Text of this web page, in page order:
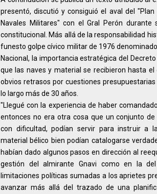
presentó, discutió y consiguió el aval del "Plan
Navales Militares" con el Gral Perón
constitucional. Más allá de la responsabilidad
funesto golpe cívico militar de 1976
Nacional, la importancia estratégica del
que las naves y material se recibieron hasta el
obvios retrasos por cuestiones
lo largo más de 30 años.
"Llegué con la experiencia de haber
entonces no era otra cosa que un conjunto
con dificultad, podían servir para instruir a
material bélico bien podían catalogarse
habían dado algunos pasos en dirección al
gestión del almirante Gnavi como en la
limitaciones políticas sumadas a los aprietes
avanzar más allá del trazado de una